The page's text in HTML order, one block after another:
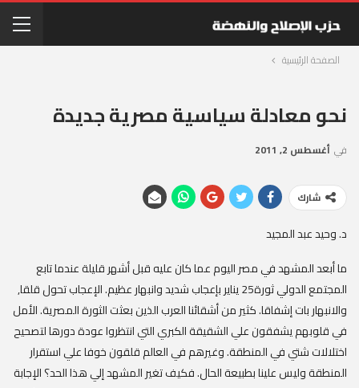
الصفحة الرئيسية
نحو معادلة سياسية مصرية جديدة
في أغسطس 2, 2011
شارك
د. وحيد عبد المجيد
ما أبعد المشهد في مصر اليوم عما كان عليه قبل أشهر قليلة عندما تابع
المجتمع الدولي ثورة‏25‏ يناير بإعجاب شديد وانبهار عظيم‏.‏ الإعجاب تحول قلقا‏,‏
والانبهار بات إشفاقا‏.‏ كثير من أشقائنا العرب الذين بعثت الثورة المصرية. الأمل
في قلوبهم يشفقون علي الشقيقة الكبري التي انتظروا عودة دورها لتصحيح
اختلالات شتي في المنطقة. وغيرهم في العالم قلقون خوفا علي استقرار
المنطقة وليس علينا بطبيعة الحال. فكيف تغير المشهد إلي هذا الحد؟ الإجابة